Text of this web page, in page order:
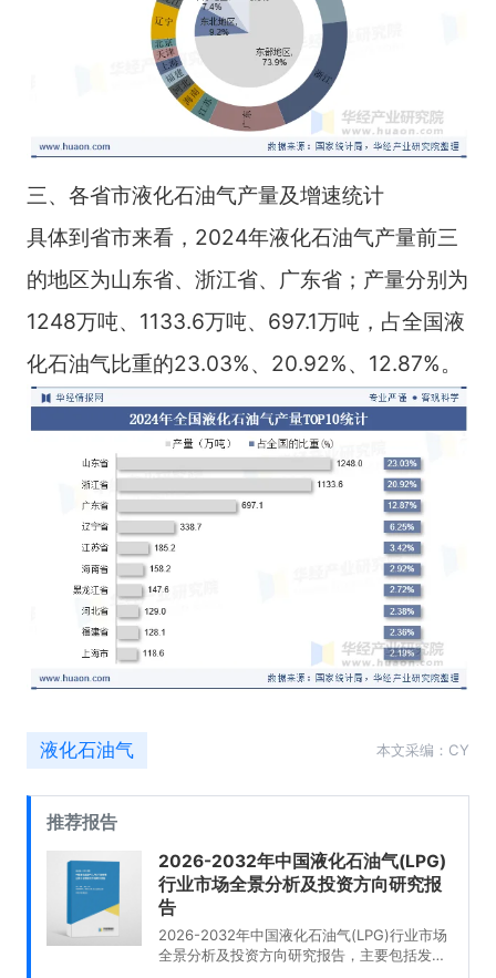
三、各省市液化石油气产量及增速统计
具体到省市来看，2024年液化石油气产量前三
的地区为山东省、浙江省、广东省；产量分别为
1248万吨、1133.6万吨、697.1万吨，占全国液
化石油气比重的23.03%、20.92%、12.87%。
液化石油气 本文采编：CY
推荐报告
2026-2032年中国液化石油气(LPG)
行业市场全景分析及投资方向研究报
告
2026-2032年中国液化石油气(LPG)行业市场
全景分析及投资方向研究报告，主要包括发